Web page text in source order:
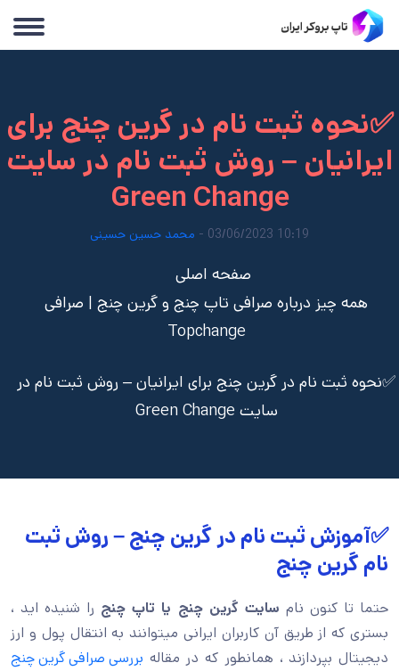
✅نحوه ثبت نام در گرین چنج برای
ایرانیان – روش ثبت نام در سایت
Green Change
10:19 03/06/2023 - محمد حسین حسینی
صفحه اصلی
همه چیز درباره صرافی تاپ چنج و گرین چنج | صرافی
Topchange
✅نحوه ثبت نام در گرین چنج برای ایرانیان – روش ثبت نام در
سایت Green Change
✅آموزش ثبت نام در گرین چنج – روش ثبت
نام گرین چنج
حتما تا کنون نام سایت گرین چنج یا تاپ چنج را شنیده اید ،
بستری که از طریق آن کاربران ایرانی میتوانند به انتقال پول و ارز
دیجیتال بپردازند ، همانطور که در مقاله بررسی صرافی گرین چنج